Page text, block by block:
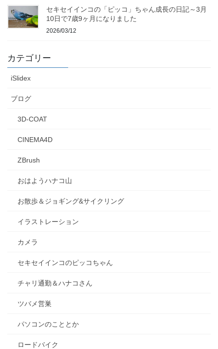
セキセイインコの「ピッコ」ちゃん成長の日記～3月
10日で7歳9ヶ月になりました
2026/03/12
カテゴリー
iSlidex
ブログ
3D-COAT
CINEMA4D
ZBrush
おはようハナコ山
お散歩＆ジョギング&サイクリング
イラストレーション
カメラ
セキセイインコのピッコちゃん
チャリ通勤＆ハナコさん
ツバメ営巣
パソコンのこととか
ロードバイク